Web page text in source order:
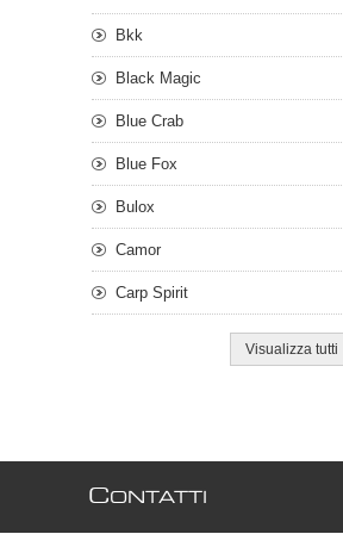
Bkk
Black Magic
Blue Crab
Blue Fox
Bulox
Camor
Carp Spirit
Visualizza tutti
CONTATTI